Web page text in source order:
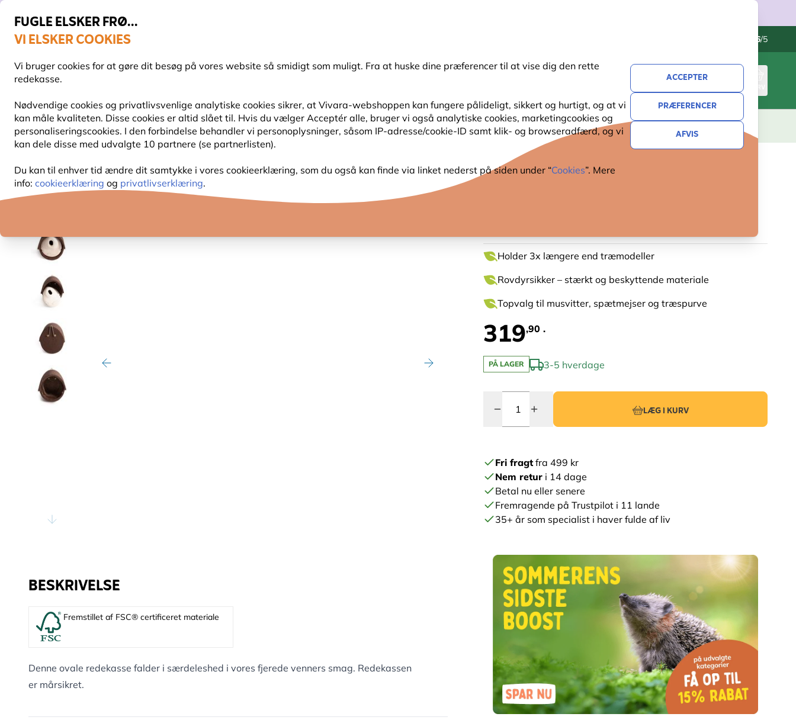
FUGLE ELSKER FRØ...
VI ELSKER COOKIES
Vi bruger cookies for at gøre dit besøg på vores website så smidigt som muligt. Fra at huske dine præferencer til at vise dig den rette
redekasse.
Nødvendige cookies og privatlivsvenlige analytiske cookies sikrer, at Vivara-webshoppen kan fungere pålideligt, sikkert og hurtigt, og at vi
kan måle kvaliteten. Disse cookies er altid slået til. Hvis du vælger Acceptér alle, bruger vi også analytiske cookies, marketingcookies og
personaliseringscookies. I den forbindelse behandler vi personoplysninger, såsom IP-adresse/cookie-ID samt klik- og browseradfærd, og vi
kan dele disse med udvalgte 10 partnere (se partnerlisten).
Du kan til enhver tid ændre dit samtykke i vores cookieerklæring, som du også kan finde via linket nederst på siden under “Cookies”. Mere
info: cookieerklæring og privatlivserklæring.
ACCEPTER
PRÆFERENCER
AFVIS
Topbedømt i 11 lande
Fri fragt over 499 kr. 4.6/5
Søg
FUGLEFODER FUGLEFODERHUSE REDEKASSER HAVENS DYR PLANTEFRØ FUGLEKIGGERI GAVER NYHEDER TILBUD
Holder 3x længere end træmodeller
Rovdyrsikker – stærkt og beskyttende materiale
Topvalg til musvitter, spætmejser og træspurve
319,90 .
PÅ LAGER 3-5 hverdage
LÆG I KURV
Fri fragtfra 499 kr
Nem retur i 14 dage
Betal nu eller senere
Fremragende på Trustpilot i 11 lande
35+ år som specialist i haver fulde af liv
BESKRIVELSE
Fremstillet af FSC® certificeret materiale
Denne ovale redekasse falder i særdeleshed i vores fjerede venners smag. Redekassen
er mårsikret.